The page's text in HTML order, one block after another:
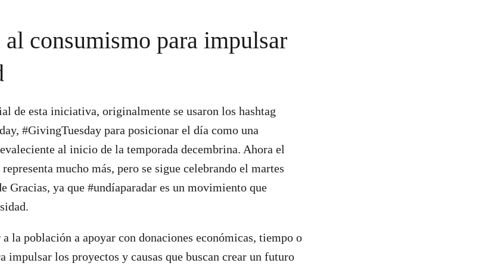
al consumismo para impulsar
de esta iniciativa, originalmente se usaron los hashtag
#GivingTuesday para posicionar el día como una
al inicio de la temporada decembrina. Ahora el
mucho más, pero se sigue celebrando el martes
Gracias, ya que #undíaparadar es un movimiento que
la población a apoyar con donaciones económicas, tiempo o
impulsar los proyectos y causas que buscan crear un futuro